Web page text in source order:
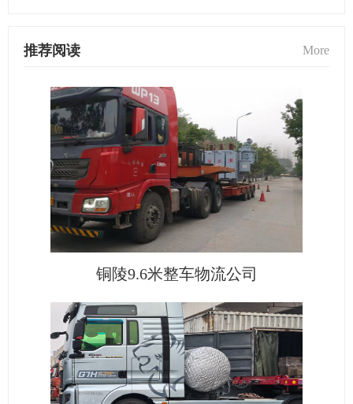
推荐阅读 More
铜陵9.6米整车物流公司